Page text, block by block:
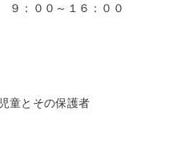
９：００～１６：００
童とその保護者